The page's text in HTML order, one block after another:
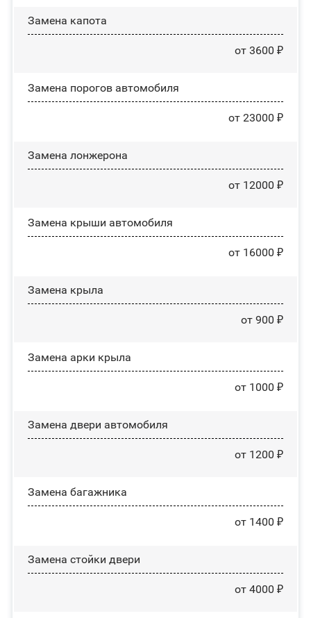
Замена капота
от 3600 ₽
Замена порогов автомобиля
от 23000 ₽
Замена лонжерона
от 12000 ₽
Замена крыши автомобиля
от 16000 ₽
Замена крыла
от 900 ₽
Замена арки крыла
от 1000 ₽
Замена двери автомобиля
от 1200 ₽
Замена багажника
от 1400 ₽
Зaмeнa cтoйĸи двepи
от 4000 ₽